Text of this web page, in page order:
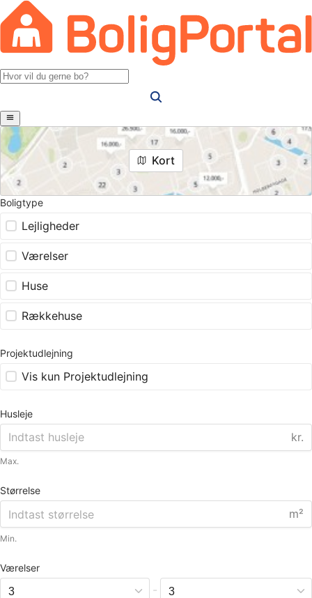
Kort
Boligtype
Lejligheder
Værelser
Huse
Rækkehuse
Projektudlejning
Vis kun Projektudlejning
Husleje
kr.
Max.
Størrelse
m²
Min.
Værelser
-